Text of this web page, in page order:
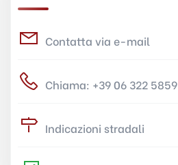
Contatta via e-mail
Chiama: +39 06 322 5859
Indicazioni stradali